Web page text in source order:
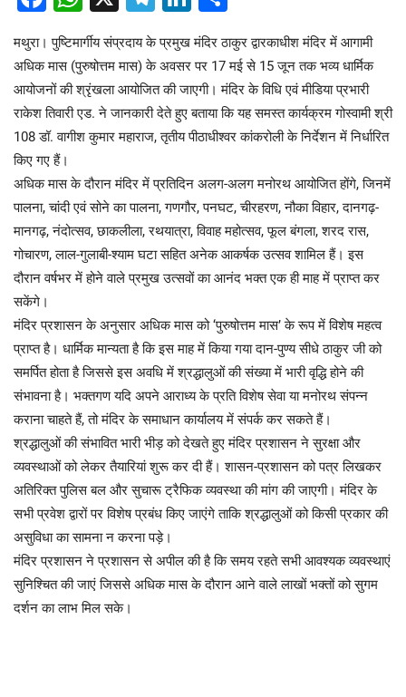
मथुरा। पुष्टिमार्गीय संप्रदाय के प्रमुख मंदिर ठाकुर द्वारकाधीश मंदिर में आगामी
अधिक मास (पुरुषोत्तम मास) के अवसर पर 17 मई से 15 जून तक भव्य धार्मिक
आयोजनों की श्रृंखला आयोजित की जाएगी। मंदिर के विधि एवं मीडिया प्रभारी
राकेश तिवारी एड. ने जानकारी देते हुए बताया कि यह समस्त कार्यक्रम गोस्वामी श्री
108 डॉ. वागीश कुमार महाराज, तृतीय पीठाधीश्वर कांकरोली के निर्देशन में निर्धारित
किए गए हैं।
अधिक मास के दौरान मंदिर में प्रतिदिन अलग-अलग मनोरथ आयोजित होंगे, जिनमें
पालना, चांदी एवं सोने का पालना, गणगौर, पनघट, चीरहरण, नौका विहार, दानगढ़-
मानगढ़, नंदोत्सव, छाकलीला, रथयात्रा, विवाह महोत्सव, फूल बंगला, शरद रास,
गोचारण, लाल-गुलाबी-श्याम घटा सहित अनेक आकर्षक उत्सव शामिल हैं। इस
दौरान वर्षभर में होने वाले प्रमुख उत्सवों का आनंद भक्त एक ही माह में प्राप्त कर
सकेंगे।
मंदिर प्रशासन के अनुसार अधिक मास को ‘पुरुषोत्तम मास’ के रूप में विशेष महत्व
प्राप्त है। धार्मिक मान्यता है कि इस माह में किया गया दान-पुण्य सीधे ठाकुर जी को
समर्पित होता है जिससे इस अवधि में श्रद्धालुओं की संख्या में भारी वृद्धि होने की
संभावना है। भक्तगण यदि अपने आराध्य के प्रति विशेष सेवा या मनोरथ संपन्न
कराना चाहते हैं, तो मंदिर के समाधान कार्यालय में संपर्क कर सकते हैं।
श्रद्धालुओं की संभावित भारी भीड़ को देखते हुए मंदिर प्रशासन ने सुरक्षा और
व्यवस्थाओं को लेकर तैयारियां शुरू कर दी हैं। शासन-प्रशासन को पत्र लिखकर
अतिरिक्त पुलिस बल और सुचारू ट्रैफिक व्यवस्था की मांग की जाएगी। मंदिर के
सभी प्रवेश द्वारों पर विशेष प्रबंध किए जाएंगे ताकि श्रद्धालुओं को किसी प्रकार की
असुविधा का सामना न करना पड़े।
मंदिर प्रशासन ने प्रशासन से अपील की है कि समय रहते सभी आवश्यक व्यवस्थाएं
सुनिश्चित की जाएं जिससे अधिक मास के दौरान आने वाले लाखों भक्तों को सुगम
दर्शन का लाभ मिल सके।